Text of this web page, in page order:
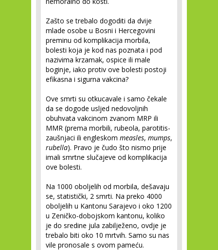
Zašto se trebalo dogoditi da dvije
mlade osobe u Bosni i Hercegovini
preminu od komplikacija morbila,
bolesti koja je kod nas poznata i pod
nazivima krzamak, ospice ili male
boginje, iako protiv ove bolesti postoji
efikasna i sigurna vakcina?
Ove smrti su otkucavale i samo čekale
da se dogode usljed nedovoljnih
obuhvata vakcinom zvanom MRP ili
MMR (prema morbili, rubeola, parotitis-
zaušnjaci ili engleskom measles, mumps,
rubella). Pravo je čudo što nismo prije
imali smrtne slučajeve od komplikacija
ove bolesti.
Na 1000 oboljelih od morbila, dešavaju
se, statistički, 2 smrti. Na preko 4000
oboljelih u Kantonu Sarajevo i oko 1200
u Zeničko-dobojskom kantonu, koliko
je do sredine jula zabilježeno, ovdje je
trebalo biti oko 10 mrtvih. Samo su nas
vile pronosale s ovom pameću.